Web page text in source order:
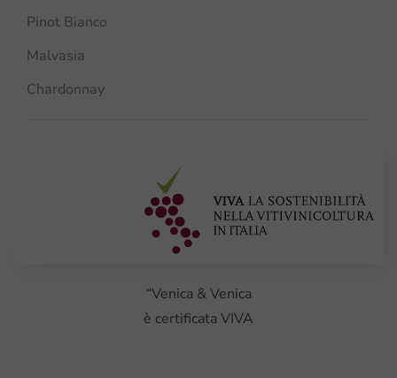
Pinot Bianco
Malvasia
Chardonnay
“Venica & Venica
è certificata VIVA